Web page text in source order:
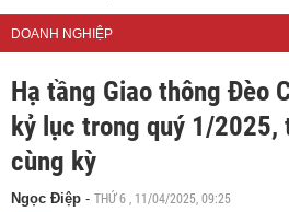
DOANH NGHIỆP
Hạ tầng Giao thông Đèo
kỷ lục trong quý 1/2025,
cùng kỳ
Ngọc Điệp - THỨ 6 , 11/04/2025, 09:25